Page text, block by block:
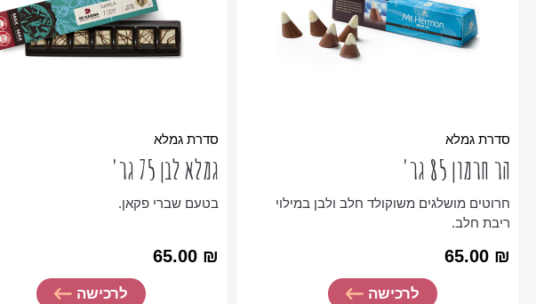
סדרת גמלא
הר חרמון 85 גר'
חרוטים מושלגים משוקולד חלב ולבן במילוי
ריבת חלב.
65.00 ₪
לרכישה
סדרת גמלא
גמלא לבן 75 גר'
בטעם שברי פקאן.
65.00 ₪
לרכישה